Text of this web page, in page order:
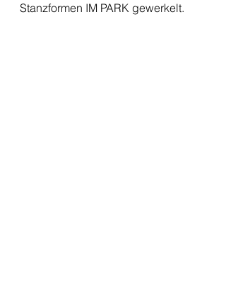
Stanzformen IM PARK gewerkelt.